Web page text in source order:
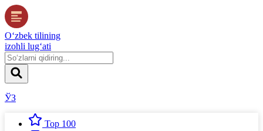
O‘zbek tilining
izohli lug‘ati
ЎЗ
Top 100